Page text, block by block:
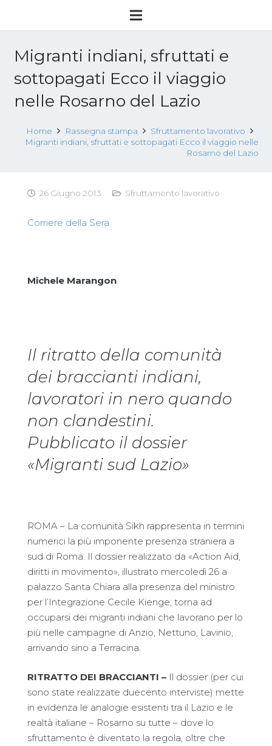
Migranti indiani, sfruttati e
sottopagati Ecco il viaggio
nelle Rosarno del Lazio
Home Rassegna stampa
Sfruttamento lavorativo
Migranti indiani, sfruttati e sottopagati Ecco il viaggio nelle
Rosarno del Lazio
26 Giugno 2013 Sfruttamento lavorativo
Corriere della Sera
Michele Marangon
Il ritratto della comunità
dei braccianti indiani,
lavoratori in nero quando
non clandestini.
Pubblicato il dossier
«Migranti sud Lazio»
ROMA – La comunità Sikh rappresenta in termini
numerici la più imponente presenza straniera a
sud di Roma. Il dossier realizzato da «Action Aid,
diritti in movimento», illustrato mercoledì 26 a
palazzo Santa Chiara alla presenza del ministro
per l’Integrazione Cecile Kienge, torna ad
occuparsi dei migranti indiani che lavorano per lo
più nelle campagne di Anzio, Nettuno, Lavinio,
arrivando sino a Terracina.
RITRATTO DEI BRACCIANTI – Il dossier (per cui
sono state realizzate duecento interviste) mette
in evidenza le analogie esistenti tra il Lazio e le
realtà italiane – Rosarno su tutte – dove lo
sfruttamento è diventato la regola, oltre che